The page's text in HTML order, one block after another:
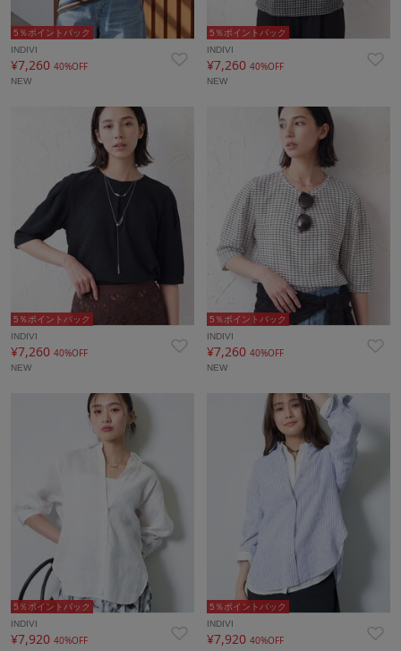
5％ポイントバック
INDIVI
¥7,260 40%OFF
NEW
5％ポイントバック
INDIVI
¥7,26040%OFF
NEW
5％ポイントバック
INDIVI
¥7,260 40%OFF
NEW
5％ポイントバック
INDIVI
¥7,26040%OFF
NEW
5％ポイントバック
INDIVI
¥7,920 40%OFF
5％ポイントバック
INDIVI
¥7,92040%OFF